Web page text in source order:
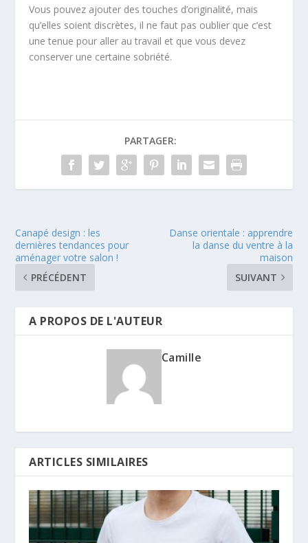
Vous pouvez ajouter des touches d’originalité, mais
qu’elles soient discrètes, il ne faut pas oublier que c’est
une tenue pour aller au travail et que vous devez
conserver une certaine sobriété.
PARTAGER:
Canapé design : les
dernières tendances pour
aménager votre salon !
PRÉCÉDENT
Danse orientale : apprendre
la danse du ventre à la
maison
SUIVANT
A PROPOS DE L'AUTEUR
Camille
ARTICLES SIMILAIRES